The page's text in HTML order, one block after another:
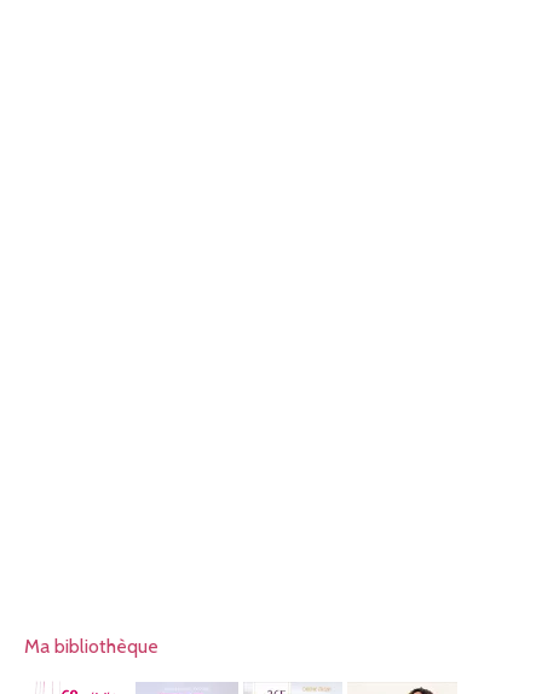
Ma bibliothèque